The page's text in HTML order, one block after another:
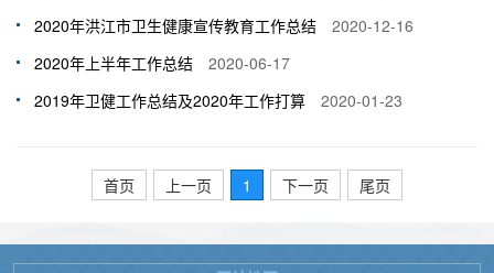
2020年洪江市卫生健康宣传教育工作总结
2020-12-16
2020年上半年工作总结
2020-06-17
2019年卫健工作总结及2020年工作打算
2020-01-23
首页 上一页 1 下一页 尾页